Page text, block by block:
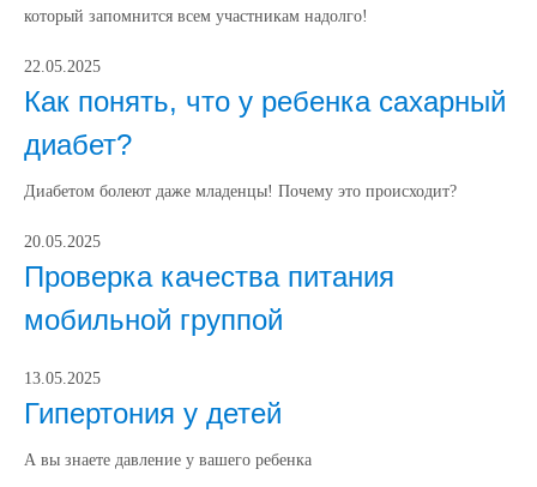
который запомнится всем участникам надолго!
22.05.2025
Как понять, что у ребенка сахарный
диабет?
Диабетом болеют даже младенцы! Почему это происходит?
20.05.2025
Проверка качества питания
мобильной группой
13.05.2025
Гипертония у детей
А вы знаете давление у вашего ребенка